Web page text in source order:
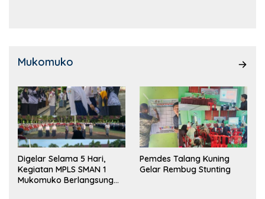
Mukomuko
Digelar Selama 5 Hari,
Kegiatan MPLS SMAN 1
Mukomuko Berlangsung
Pemdes Talang Kuning
Gelar Rembug Stunting